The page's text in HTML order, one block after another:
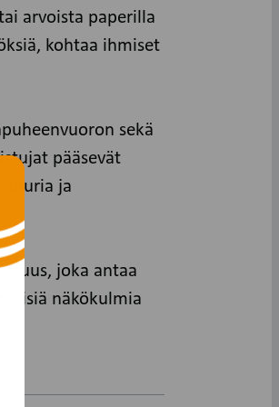
arvoista paperilla
kohtaa ihmiset
sekä
pääsevät
ja
joka antaa
näkökulmia